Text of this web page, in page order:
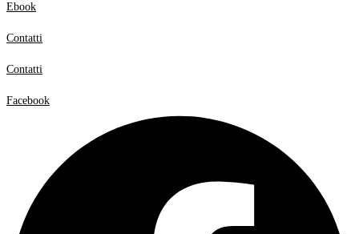
Ebook
Contatti
Contatti
Facebook